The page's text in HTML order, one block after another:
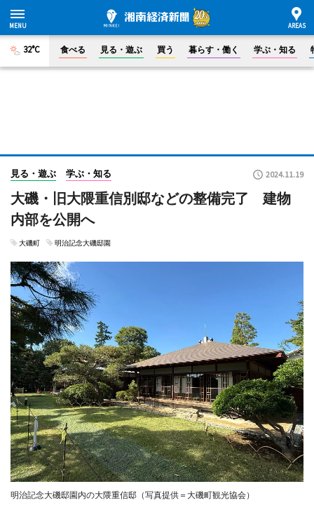
32°C 食べる 見る・遊ぶ 買う 暮らす・働く 学ぶ・知る
見る・遊ぶ 学ぶ・知る 2024.11.19
大磯・旧大隈重信別邸などの整備完了 建物
内部を公開へ
大磯町 明治記念大磯邸園
明治記念大磯邸園内の大隈重信邸（写真提供＝大磯町観光協会）